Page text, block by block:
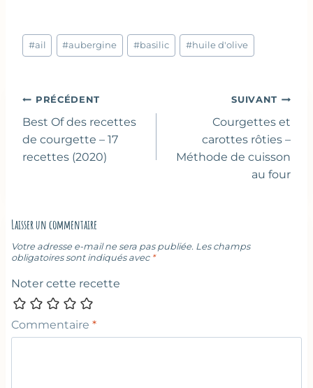
Étiquettes
de
#ail #aubergine #basilic #huile d'olive
Navigation
de
l’article
PRÉCÉDENT
Best Of des recettes
de courgette – 17
recettes (2020)
SUIVANT
Courgettes et
carottes rôties –
Méthode de cuisson
au four
Laisser un commentaire
Votre adresse e-mail ne sera pas publiée. Les champs
obligatoires sont indiqués avec *
Noter cette recette
Commentaire *